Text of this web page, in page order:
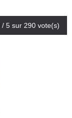
/ 5 sur 290 vote(s)